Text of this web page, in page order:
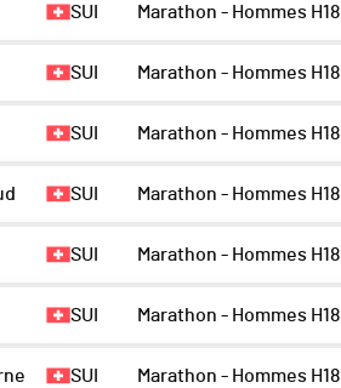
SUI Marathon - Hommes H18
SUI Marathon - Hommes H18
SUI Marathon - Hommes H18
SUI Marathon - Hommes H18
SUI Marathon - Hommes H18
SUI Marathon - Hommes H18
SUI Marathon - Hommes H18